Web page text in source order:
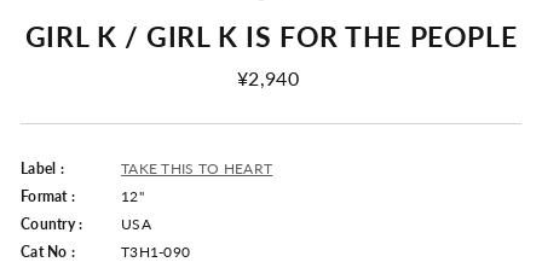
GIRL K / GIRL K IS FOR THE PEOPLE
Regular
¥2,940
Label :
TAKE THIS TO HEART
Format :
12"
Country :
USA
Cat No :
T3H1-090